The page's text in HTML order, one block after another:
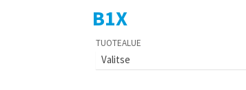
B1X
Valitse